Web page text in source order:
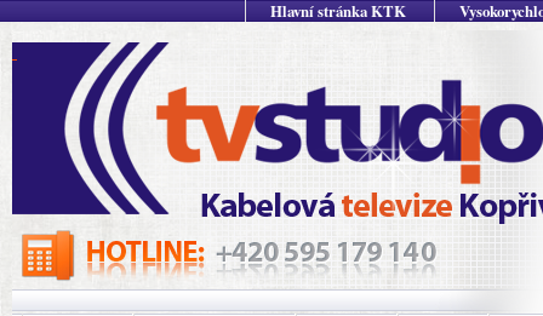
Hlavní stránka KTK